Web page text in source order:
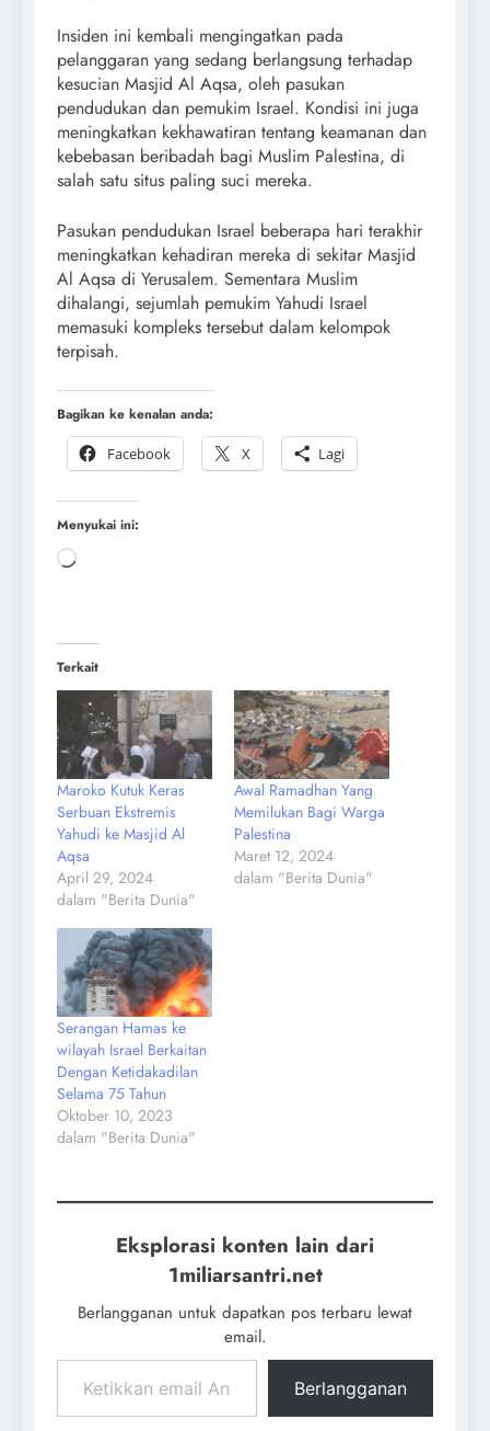
Insiden ini kembali mengingatkan pada
pelanggaran yang sedang berlangsung terhadap
kesucian Masjid Al Aqsa, oleh pasukan
pendudukan dan pemukim Israel. Kondisi ini juga
meningkatkan kekhawatiran tentang keamanan dan
kebebasan beribadah bagi Muslim Palestina, di
salah satu situs paling suci mereka.
Pasukan pendudukan Israel beberapa hari terakhir
meningkatkan kehadiran mereka di sekitar Masjid
Al Aqsa di Yerusalem. Sementara Muslim
dihalangi, sejumlah pemukim Yahudi Israel
memasuki kompleks tersebut dalam kelompok
terpisah.
Bagikan ke kenalan anda:
Facebook
X Lagi
Menyukai ini:
Terkait
Maroko Kutuk Keras
Serbuan Ekstremis
Yahudi ke Masjid Al
Aqsa
April 29, 2024
dalam "Berita Dunia"
Awal Ramadhan Yang
Memilukan Bagi Warga
Palestina
Maret 12, 2024
dalam "Berita Dunia"
Serangan Hamas ke
wilayah Israel Berkaitan
Dengan Ketidakadilan
Selama 75 Tahun
Oktober 10, 2023
dalam "Berita Dunia"
Eksplorasi konten lain dari
1miliarsantri.net
Berlangganan untuk dapatkan pos terbaru lewat
email.
Berlangganan